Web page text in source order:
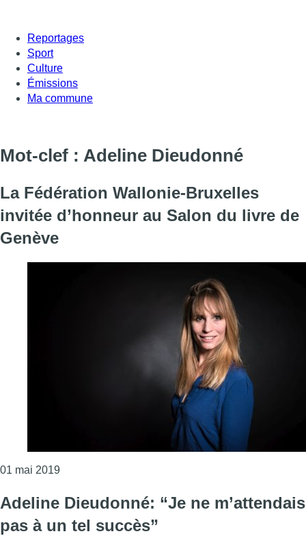
Reportages
Sport
Culture
Émissions
Ma commune
Mot-clef : Adeline Dieudonné
La Fédération Wallonie-Bruxelles
invitée d’honneur au Salon du livre de
Genève
01 mai 2019Consulter l'article "La Fédération Wallonie-
Adeline Dieudonné: “Je ne m’attendais
pas à un tel succès”